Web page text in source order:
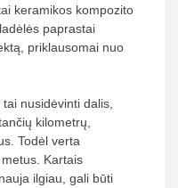
keramikos kompozito
paprastai
priklausomai nuo
nusidėvinti dalis,
kilometrų,
Todėl verta
Kartais
ilgiau, gali būti